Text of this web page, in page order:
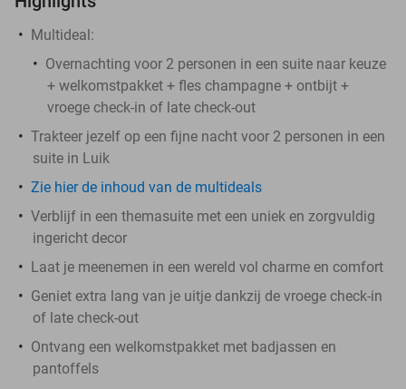
Multideal:
Overnachting voor 2 personen in een suite naar keuze
+ welkomstpakket + fles champagne + ontbijt +
vroege check-in of late check-out
Trakteer jezelf op een fijne nacht voor 2 personen in een
suite in Luik
Zie hier de inhoud van de multideals
Verblijf in een themasuite met een uniek en zorgvuldig
ingericht decor
Laat je meenemen in een wereld vol charme en comfort
Geniet extra lang van je uitje dankzij de vroege check-in
of late check-out
Ontvang een welkomstpakket met badjassen en
pantoffels